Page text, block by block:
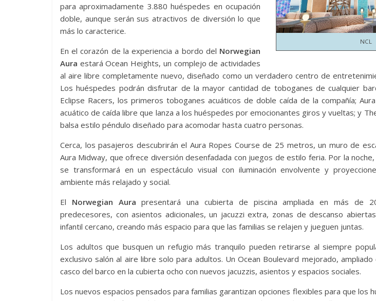
NCL
para aproximadamente 3.880 huéspedes en ocupación
doble, aunque serán sus atractivos de diversión lo que
más lo caracterice.
En el corazón de la experiencia a bordo del Norwegian
Aura estará Ocean Heights, un complejo de actividades
al aire libre completamente nuevo, diseñado como un verdadero centro de
Los huéspedes podrán disfrutar de la mayor cantidad de toboganes de cualquier
Eclipse Racers, los primeros toboganes acuáticos de doble caída de la compañía;
acuático de caída libre que lanza a los huéspedes por emocionantes giros y vueltas; y
balsa estilo péndulo diseñado para acomodar hasta cuatro personas.
Cerca, los pasajeros descubrirán el Aura Ropes Course de 25 metros, un muro de
Aura Midway, que ofrece diversión desenfadada con juegos de estilo feria. Por la
se transformará en un espectáculo visual con iluminación envolvente y
ambiente más relajado y social.
El Norwegian Aura presentará una cubierta de piscina ampliada en más de
predecesores, con asientos adicionales, un jacuzzi extra, zonas de descanso
infantil cercano, creando más espacio para que las familias se relajen y jueguen juntas.
Los adultos que busquen un refugio más tranquilo pueden retirarse al siempre
exclusivo salón al aire libre solo para adultos. Un Ocean Boulevard mejorado,
casco del barco en la cubierta ocho con nuevos jacuzzis, asientos y espacios sociales.
Los nuevos espacios pensados ​​para familias garantizan opciones flexibles para que los